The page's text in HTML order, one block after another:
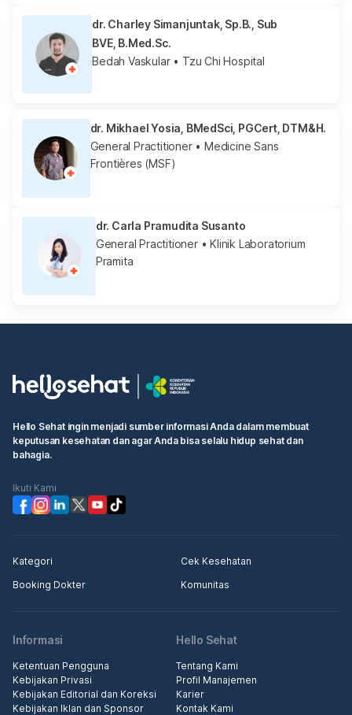
dr. Charley Simanjuntak, Sp.B., Sub
BVE, B.Med.Sc.
Bedah Vaskular• Tzu Chi Hospital
dr. Mikhael Yosia, BMedSci, PGCert, DTM&H.
General Practitioner• Medicine Sans
Frontières (MSF)
dr. Carla Pramudita Susanto
General Practitioner• Klinik Laboratorium
Pramita
Hello Sehat ingin menjadi sumber informasi Anda dalam membuat
keputusan kesehatan dan agar Anda bisa selalu hidup sehat dan
bahagia.
Ikuti Kami
Kategori
Cek Kesehatan
Booking Dokter
Komunitas
Informasi
Ketentuan Pengguna
Kebijakan Privasi
Kebijakan Editorial dan Koreksi
Kebijakan Iklan dan Sponsor
Hello Sehat
Tentang Kami
Profil Manajemen
Karier
Kontak Kami